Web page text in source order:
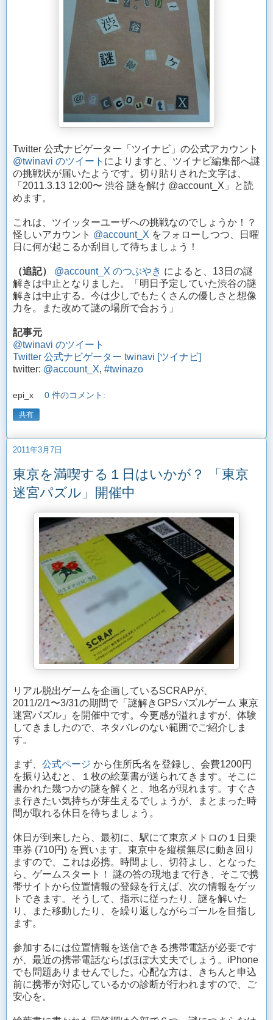
Twitter 公式ナビゲーター「ツイナビ」の公式アカウント
@twinavi のツイート によりますと、ツイナビ編集部へ謎
の挑戦状が届いたようです。切り貼りされた文字は、
「2011.3.13 12:00〜 渋谷 謎を解け @account_X」と読
めます。
これは、ツイッターユーザへの挑戦なのでしょうか！？
怪しいアカウント @account_X をフォローしつつ、日曜
日に何が起こるか刮目して待ちましょう！
（追記） @account_X のつぶやき によると、13日の謎
解きは中止となりました。「明日予定していた渋谷の謎
解きは中止する。今は少しでもたくさんの優しさと想像
力を。また改めて謎の場所で合おう」
記事元
@twinavi のツイート
Twitter 公式ナビゲーター twinavi [ツイナビ]
twitter: @account_X, #twinazo
epi_x 0 件のコメント:
共有
2011年3月7日
東京を満喫する１日はいかが？ 「東京
迷宮パズル」開催中
リアル脱出ゲームを企画しているSCRAPが、
2011/2/1〜3/31の期間で「謎解きGPSパズルゲーム 東京
迷宮パズル」を開催中です。今更感が溢れますが、体験
してきましたので、ネタバレのない範囲でご紹介しま
す。
まず、 公式ページ から住所氏名を登録し、会費1200円
を振り込むと、１枚の絵葉書が送られてきます。そこに
書かれた幾つかの謎を解くと、地名が現れます。すぐさ
ま行きたい気持ちが芽生えるでしょうが、まとまった時
間が取れる休日を待ちましょう。
休日が到来したら、最初に、駅にて東京メトロの１日乗
車券 (710円) を買います。東京中を縦横無尽に動き回り
ますので、これは必携。時間よし、切符よし、となった
ら、ゲームスタート！ 謎の答の現地まで行き、そこで携
帯サイトから位置情報の登録を行えば、次の情報をゲッ
トできます。そうして、指示に従ったり、謎を解いた
り、また移動したり、を繰り返しながらゴールを目指し
ます。
参加するには位置情報を送信できる携帯電話が必要です
が、最近の携帯電話ならばほぼ大丈夫でしょう。iPhone
でも問題ありませんでした。心配な方は、きちんと申込
前に携帯が対応しているかの診断が行われますので、ご
安心を。